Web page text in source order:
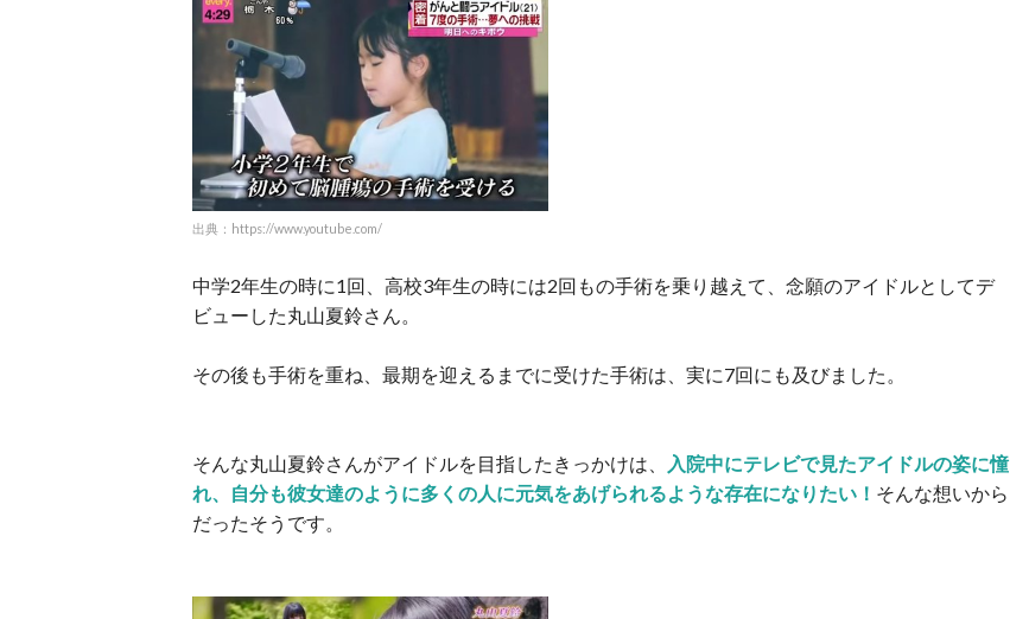
出典：https://www.youtube.com/
中学2年生の時に1回、高校3年生の時には2回もの手術を乗り越えて、念願のアイドルとしてデ
ビューした丸山夏鈴さん。
その後も手術を重ね、最期を迎えるまでに受けた手術は、実に7回にも及びました。
そんな丸山夏鈴さんがアイドルを目指したきっかけは、
入院中にテレビで見たアイドルの姿に憧
れ、自分も彼女達のように多くの人に元気をあげられるような存在になりたい！ そんな想いから
だったそうです。